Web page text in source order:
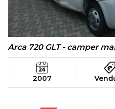
Arca 720 GLT - camper
2007